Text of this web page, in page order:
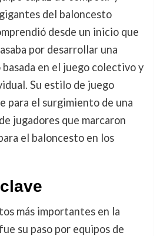
del baloncesto
desde un inicio que
por desarrollar una
en el juego colectivo y
Su estilo de juego
para el surgimiento de una
jugadores que marcaron
el baloncesto en los
más importantes en la
su paso por equipos de